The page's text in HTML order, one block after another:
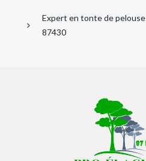
Expert en tonte de
87430